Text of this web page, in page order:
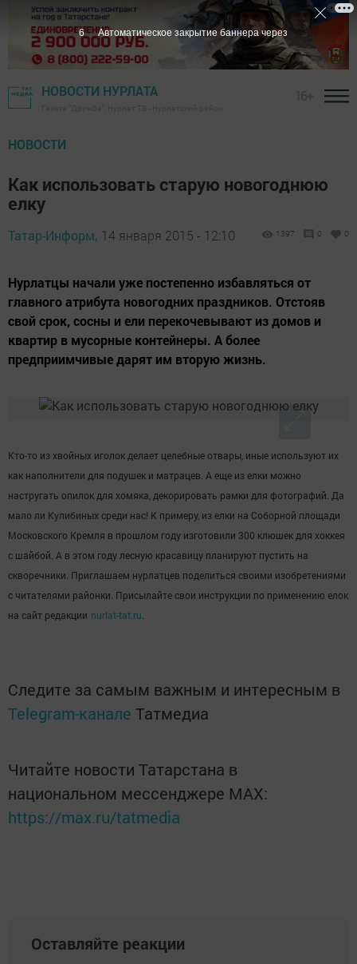
НОВОСТИ НУРЛАТА
НОВОСТИ
Как использовать старую новогоднюю
елку
Татар-Информ, 14 января 2015 - 12:10 1397 0 0
Нурлатцы начали уже постепенно избавляться от
главного атрибута новогодних праздников. Отстояв
свой срок, сосны и ели перекочевывают из домов и
квартир в мусорные контейнеры. А более
предприимчивые дарят им вторую жизнь.
Кто-то из хвойных иголок делает целебные отвары, иные используют их
как наполнители для подушек и матрацев. А еще из елки можно
настругать опилок для хомяка, декорировать рамки для фотографий. Да
мало ли Кулибиных среди нас! К примеру, из елки на Соборной площади
Московского Кремля в прошлом году изготовили 300 клюшек для хоккея
с шайбой. А в этом году лесную красавицу планируют пустить на
скворечники. Приглашаем нурлатцев поделиться своими изобретениями
с читателями районки. Присылайте свои инструкции по применению елок
на сайт редакции nurlat-tat.ru.
Следите за самым важным и интересным в
Telegram-канале Татмедиа
Читайте новости Татарстана в
национальном мессенджере MАХ:
https://max.ru/tatmedia
Оставляйте реакции
5 Автоматическое закрытие баннера через